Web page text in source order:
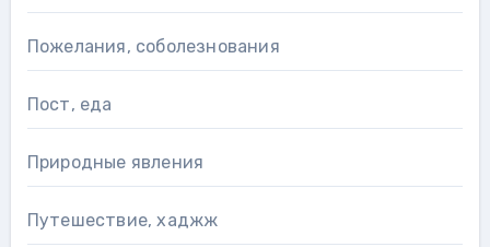
Пожелания, соболезнования
Пост, еда
Природные явления
Путешествие, хаджж